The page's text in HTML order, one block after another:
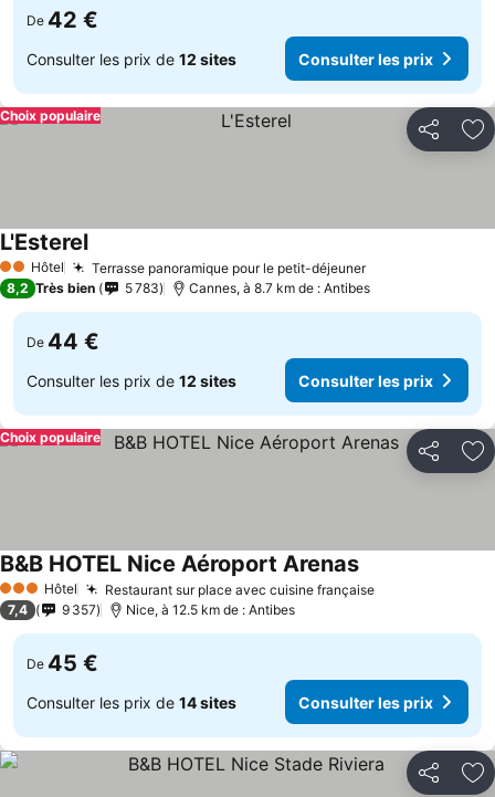
De 42 €
Consulter les prix de 12 sites Consulter les prix
Partager
Choix populaire
2 Étoiles
Hôtel Terrasse panoramique pour le petit-déjeunerConsulter les
L'EsterelConsulter les prix
8,2 Très bien 5 783 Cannes, à 8.7 km de : Antibes
De 44 €
Consulter les prix de 12 sites Consulter les prix
Partager
Choix populaire
3 ÉtoilesHôtel Restaurant sur place avec cuisine françaiseConsulter les
B&B HOTEL Nice Aéroport ArenasConsulter les
7,4 9 357 Nice, à 12.5 km de : Antibes
De 45 €
Consulter les prix de 14 sites Consulter les prix
Partager